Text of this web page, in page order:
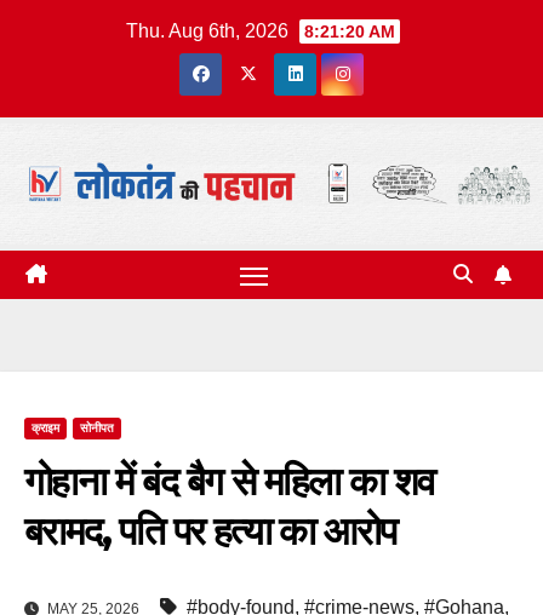
Thu. Aug 6th, 2026 8:21:21 AM
क्राइम सोनीपत
गोहाना में बंद बैग से महिला का शव
बरामद, पति पर हत्या का आरोप
MAY 25, 2026 #body-found, #crime-news, #Gohana,